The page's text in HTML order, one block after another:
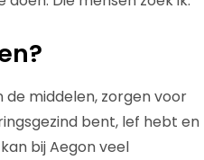
de middelen, zorgen voor
bent, lef hebt en
bij Aegon veel